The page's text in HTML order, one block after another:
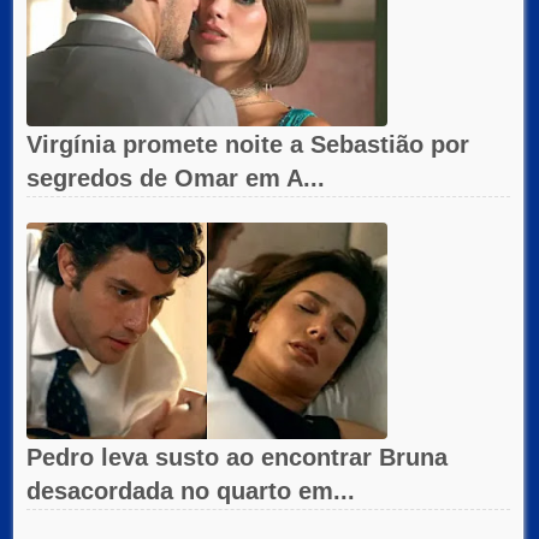
Virgínia promete noite a Sebastião por
segredos de Omar em A...
Pedro leva susto ao encontrar Bruna
desacordada no quarto em...